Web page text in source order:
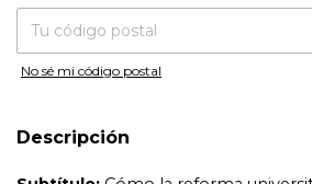
Entregas para el CP:
No sé mi código postal
Descripción
Idioma:Español
ISBN:
9789502333755
Páginas:252
Dimensiones:23 x 16 cm
Fecha Publicación:08/2023
En 1994 la autonomía y autarquía de las
nacionales fue incorporada a la Constitución
embargo, a pesar de este reconocimiento